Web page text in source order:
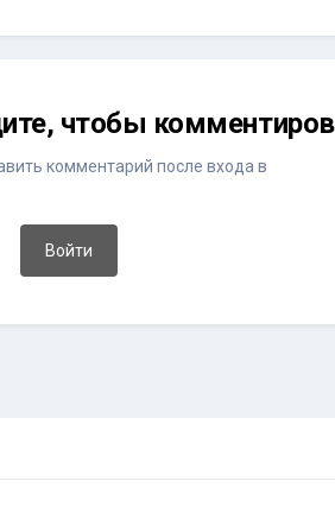
чтобы
комментарий после входа в
Войти